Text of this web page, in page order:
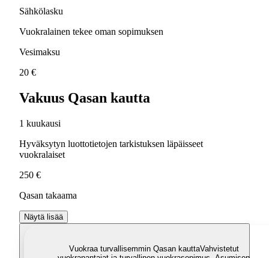
Sähkölasku
Vuokralainen tekee oman sopimuksen
Vesimaksu
20 €
Vakuus Qasan kautta
1 kuukausi
Hyväksytyn luottotietojen tarkistuksen läpäisseet
vuokralaiset
250 €
Qasan takaama
Näytä lisää
Vuokraa turvallisemmin Qasan kauttaVahvistetut